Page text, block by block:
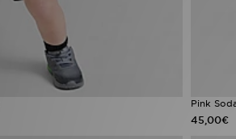
Pink
45,00€